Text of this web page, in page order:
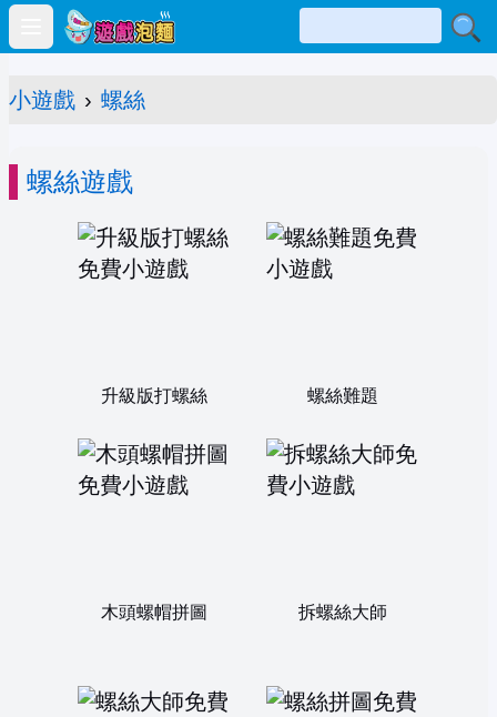
Open main menu
小遊戲 › 螺絲
螺絲遊戲
升級版打螺絲 螺絲難題
木頭螺帽拼圖 拆螺絲大師